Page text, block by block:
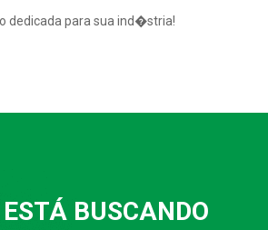
para sua ind�stria!
BUSCANDO